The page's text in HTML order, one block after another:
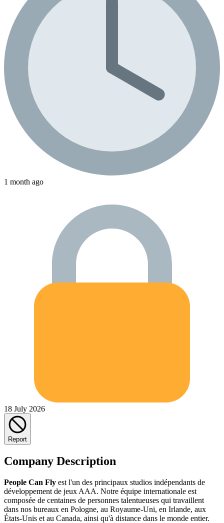
1 month ago
18 July 2026
Report
Company Description
People Can Fly est l'un des principaux studios indépendants de
développement de jeux AAA. Notre équipe internationale est
composée de centaines de personnes talentueuses qui travaillent
dans nos bureaux en Pologne, au Royaume-Uni, en Irlande, aux
États-Unis et au Canada, ainsi qu'à distance dans le monde entier.